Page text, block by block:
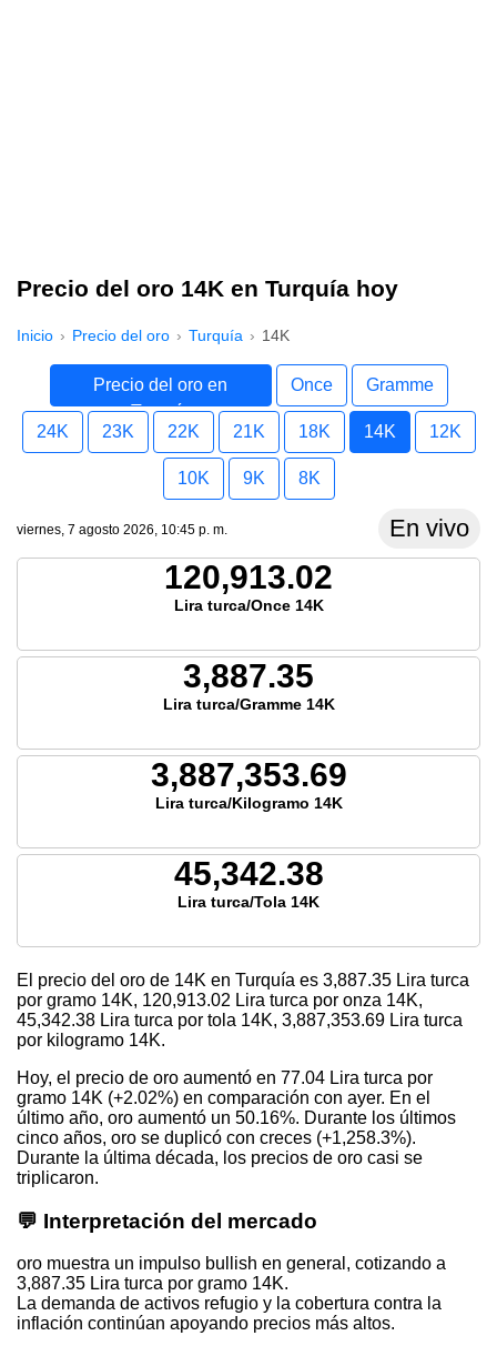
Precio del oro 14K en Turquía hoy
Inicio Precio del oro Turquía 14K
Precio del oro en
Turquía
Once Gramme
24K 23K 22K 21K 18K 14K 12K
10K 9K 8K
viernes, 7 agosto 2026, 10:45 p. m. En vivo
120,913.02
Lira turca/Once 14K
3,887.35
Lira turca/Gramme 14K
3,887,353.69
Lira turca/Kilogramo 14K
45,342.38
Lira turca/Tola 14K
El precio del oro de 14K en Turquía es 3,887.35 Lira turca
por gramo 14K, 120,913.02 Lira turca por onza 14K,
45,342.38 Lira turca por tola 14K, 3,887,353.69 Lira turca
por kilogramo 14K.
Hoy, el precio de oro aumentó en 77.04 Lira turca por
gramo 14K (+2.02%) en comparación con ayer. En el
último año, oro aumentó un 50.16%. Durante los últimos
cinco años, oro se duplicó con creces (+1,258.3%).
Durante la última década, los precios de oro casi se
triplicaron.
💬 Interpretación del mercado
oro muestra un impulso bullish en general, cotizando a
3,887.35 Lira turca por gramo 14K.
La demanda de activos refugio y la cobertura contra la
inflación continúan apoyando precios más altos.